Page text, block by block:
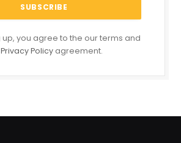
up, you agree to the our terms and
Privacy Policy agreement.